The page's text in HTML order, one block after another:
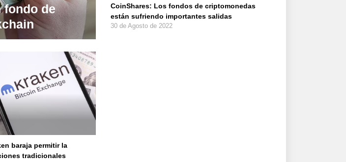
fondo de
CoinShares: Los fondos de criptomonedas
están sufriendo importantes salidas
30 de Agosto de 2022
baraja permitir la
tradicionales